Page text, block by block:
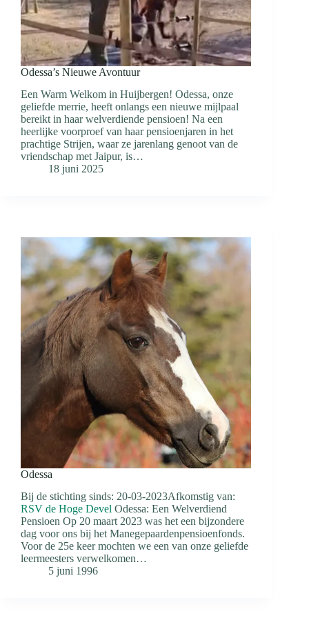
Odessa’s Nieuwe Avontuur
Een Warm Welkom in Huijbergen! Odessa, onze
geliefde merrie, heeft onlangs een nieuwe mijlpaal
bereikt in haar welverdiende pensioen! Na een
heerlijke voorproef van haar pensioenjaren in het
prachtige Strijen, waar ze jarenlang genoot van de
vriendschap met Jaipur, is…
18 juni 2025
Odessa
Bij de stichting sinds: 20-03-2023Afkomstig van:
RSV de Hoge Devel Odessa: Een Welverdiend
Pensioen Op 20 maart 2023 was het een bijzondere
dag voor ons bij het Manegepaardenpensioenfonds.
Voor de 25e keer mochten we een van onze geliefde
leermeesters verwelkomen…
5 juni 1996